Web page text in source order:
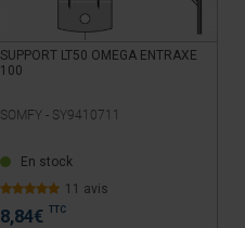
SUPPORT LT50 OMEGA ENTRAXE
100
SOMFY - SY9410711
En stock
11 avis
8,84€ TTC